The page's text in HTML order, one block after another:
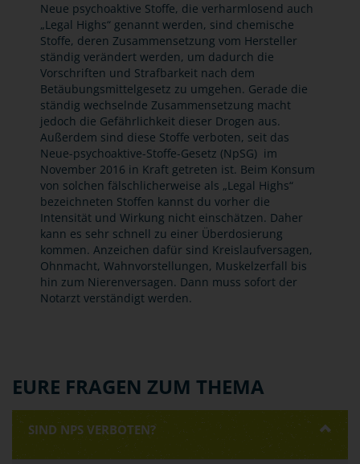
Neue psychoaktive Stoffe, die verharmlosend auch
„Legal Highs“ genannt werden, sind chemische
Stoffe, deren Zusammensetzung vom Hersteller
ständig verändert werden, um dadurch die
Vorschriften und Strafbarkeit nach dem
Betäubungsmittelgesetz zu umgehen. Gerade die
ständig wechselnde Zusammensetzung macht
jedoch die Gefährlichkeit dieser Drogen aus.
Außerdem sind diese Stoffe verboten, seit das
Neue-psychoaktive-Stoffe-Gesetz (NpSG) im
November 2016 in Kraft getreten ist. Beim Konsum
von solchen fälschlicherweise als „Legal Highs“
bezeichneten Stoffen kannst du vorher die
Intensität und Wirkung nicht einschätzen. Daher
kann es sehr schnell zu einer Überdosierung
kommen. Anzeichen dafür sind Kreislaufversagen,
Ohnmacht, Wahnvorstellungen, Muskelzerfall bis
hin zum Nierenversagen. Dann muss sofort der
Notarzt verständigt werden.
EURE FRAGEN ZUM THEMA
SIND NPS VERBOTEN?